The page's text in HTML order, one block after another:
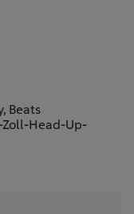
Beats
Zoll-Head-Up-